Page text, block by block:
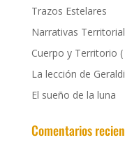
Trazos Estelares
Narrativas
Cuerpo y Territorio
La lección de
El sueño de la luna
Comentarios